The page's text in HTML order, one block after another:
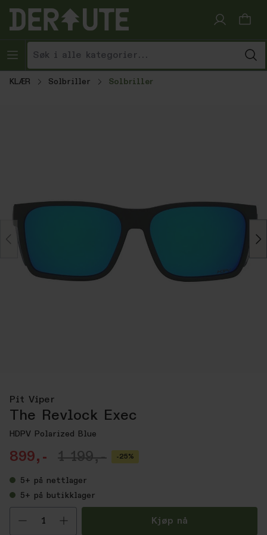
Hopp til innhold
KLÆR Solbriller Solbriller
Pit Viper
The Revlock Exec
HDPV Polarized Blue
899,- 1 199,- -25%
5+ på nettlager
5+ på butikklager
Velg antall Kjøp nå